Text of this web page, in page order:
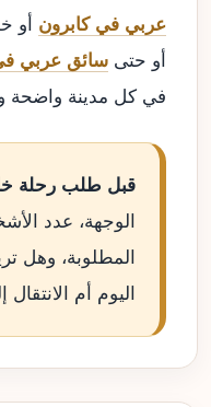
عربي في كابرون أو
أو حتى سائق عربي
في كل مدينة واضحة
قبل طلب رحلة
الوجهة، عدد
المطلوبة، وهل
اليوم أم